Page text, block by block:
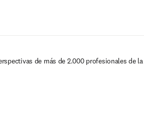
de más de 2.000 profesionales de